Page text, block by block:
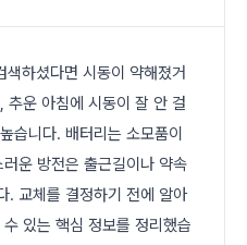
색하셨다면 시동이 약해졌거
추운 아침에 시동이 잘 안 걸
습니다. 배터리는 소모품이
운 방전은 출근길이나 약속
. 교체를 결정하기 전에 알아
있는 핵심 정보를 정리했습